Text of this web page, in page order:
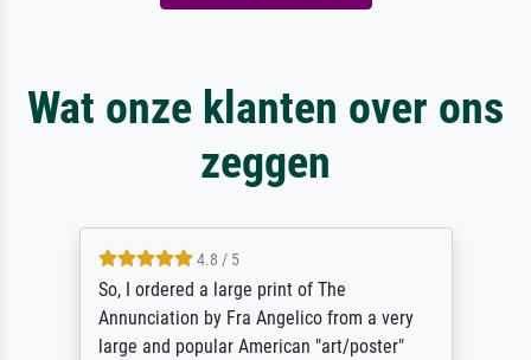
Wat onze klanten over ons
zeggen
4.8 / 5
So, I ordered a large print of The
Annunciation by Fra Angelico from a very
large and popular American "art/poster"